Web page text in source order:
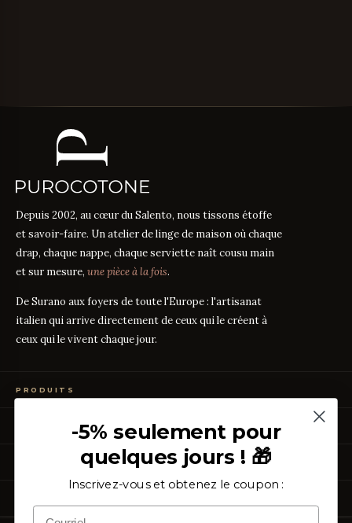
Depuis 2002, au cœur du Salento, nous tissons étoffe
et savoir-faire. Un atelier de linge de maison où chaque
drap, chaque nappe, chaque serviette naît cousu main
et sur mesure, une pièce à la fois.
De Surano aux foyers de toute l'Europe : l'artisanat
italien qui arrive directement de ceux qui le créent à
ceux qui le vivent chaque jour.
PRODUITS
Linge de Table
Vêtements de Maison
Échantillons Gratuits
GUIDES DES TISSUS
Guide des mesures GUIDE
Percale ou Satin ? GUIDE
Que signifie le TC ? GUIDE
Qui sommes-nous
Notre artisanat
Certification OEKO-TEX
-5% seulement pour
quelques jours ! 🎁
Inscrivez-vous et obtenez le coupon :